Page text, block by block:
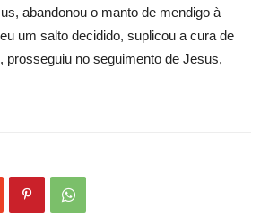
abandonou o manto de mendigo à
um salto decidido, suplicou a cura de
prosseguiu no seguimento de Jesus,